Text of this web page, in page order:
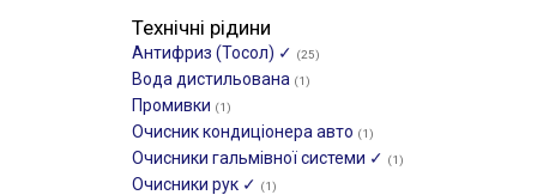
Технічні рідини
Антифриз (Тосол) ✓ (25)
Вода дистильована (1)
Промивки (1)
Очисник кондиціонера авто (1)
Очисники гальмівної системи ✓ (1)
Очисники рук ✓ (1)